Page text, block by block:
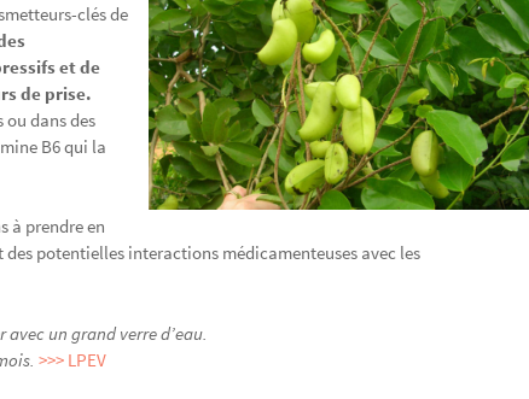
clés de
et de
de prise.
ou dans des
B6 qui la
à prendre en
potentielles interactions médicamenteuses avec les
un grand verre d’eau.
>>> LPEV